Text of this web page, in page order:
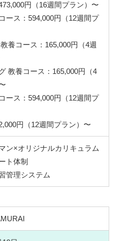
円（16週間プラン）〜
ース：594,000円（12週間プ
養コース：165,000円（4週
教養コース：165,000円（4
ース：594,000円（12週間プ
円（12週間プラン）〜
ン×オリジナルカリキュラム
ト体制
管理システム